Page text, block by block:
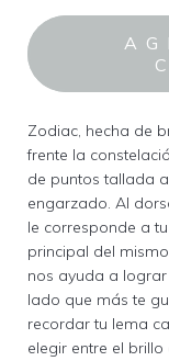
Zodiac, hecha de
frente la
de puntos tallada
engarzado. Al
le corresponde a
principal del
nos ayuda a
lado que más te
recordar tu lema
elegir entre el